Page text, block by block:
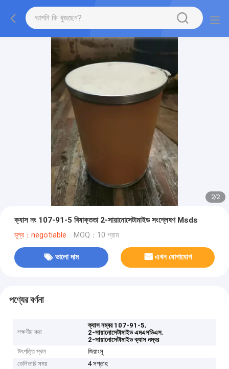
2/2
ক্যাস নং 107-91-5 বিষাক্ততা 2-সায়ানোসেটামাইড সংশ্লেষণ Msds
মূল্য：negotiable MOQ：10 গ্রাম
ভালো দাম এখন যোগাযোগ
পণ্যের বর্ণনা
লক্ষণীয় করা
ক্যাস নম্বর 107-91-5,
2-সায়ানোসেটামাইড এমএসডিএস,
2-সায়ানোসেটামাইড ক্যাস নম্বর
উৎপত্তি স্থল
জিয়াংসু
ডেলিভারি সময়
4 সপ্তাহ